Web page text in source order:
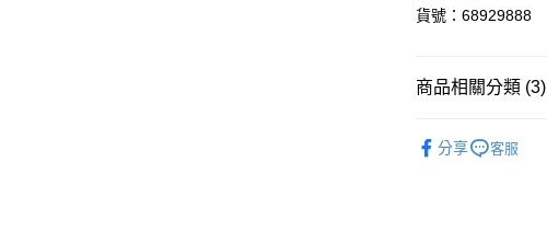
貨號：68929888
商品相關分類 (3)
分享 客服